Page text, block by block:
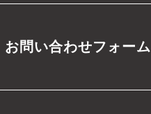
お問い合わせフォーム